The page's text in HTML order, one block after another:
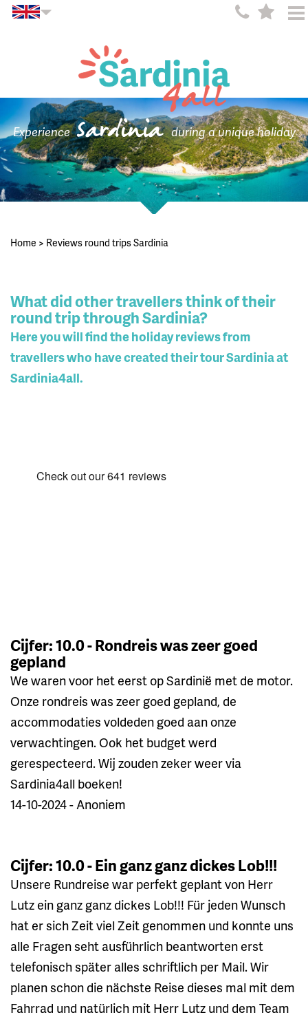
Experience Sardinia during a unique holiday
Home > Reviews round trips Sardinia
What did other travellers think of their
round trip through Sardinia?
Here you will find the holiday reviews from
travellers who have created their tour Sardinia at
Sardinia4all.
Cijfer: 10.0 - Rondreis was zeer goed
gepland
We waren voor het eerst op Sardinië met de motor.
Onze rondreis was zeer goed gepland, de
accommodaties voldeden goed aan onze
verwachtingen. Ook het budget werd
gerespecteerd. Wij zouden zeker weer via
Sardinia4all boeken!
14-10-2024 - Anoniem
Cijfer: 10.0 - Ein ganz ganz dickes Lob!!!
Unsere Rundreise war perfekt geplant von Herr
Lutz ein ganz ganz dickes Lob!!! Für jeden Wunsch
hat er sich Zeit viel Zeit genommen und konnte uns
alle Fragen seht ausführlich beantworten erst
telefonisch später alles schriftlich per Mail. Wir
planen schon die nächste Reise dieses mal mit dem
Fahrrad und natürlich mit Herr Lutz und dem Team